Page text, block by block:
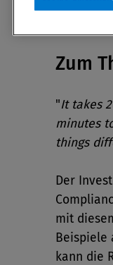
Mail teilen
Zum
"It takes
minutes
things
Der
mit
Beispiele
kann die